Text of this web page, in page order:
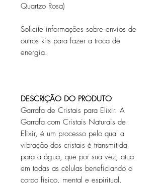
Quartzo Rosa)
Solicite informações sobre envios de
outros kits para fazer a troca de
energia.
DESCRIÇÃO DO PRODUTO
Garrafa de Cristais para Elixir. A
Garrafa com Cristais Naturais de
Elixir, é um processo pelo qual a
vibração dos cristais é transmitida
para a água, que por sua vez, atua
em todas as células beneficiando o
corpo físico, mental e espiritual.